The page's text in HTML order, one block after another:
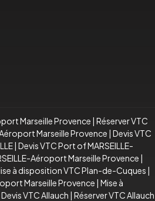
Marseille Provence | Réserver VTC
Marseille Provence | Devis VTC
| Devis VTC Port of MARSEILLE-
Aéroport Marseille Provence |
à disposition VTC Plan-de-Cuques |
Marseille Provence | Mise à
Devis VTC Allauch | Réserver VTC Allauch